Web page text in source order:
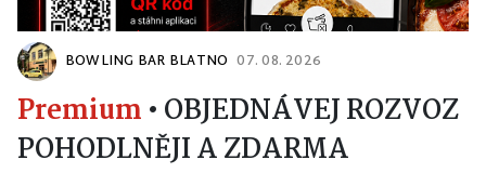
BOWLING BAR BLATNO 07. 08. 2026
Premium • OBJEDNÁVEJ ROZVOZ
POHODLNĚJI A ZDARMA